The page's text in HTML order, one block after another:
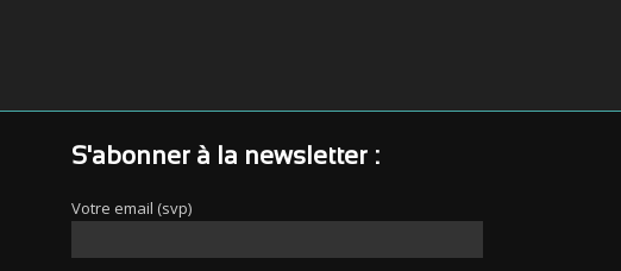
S'abonner à la newsletter :
Votre email (svp)